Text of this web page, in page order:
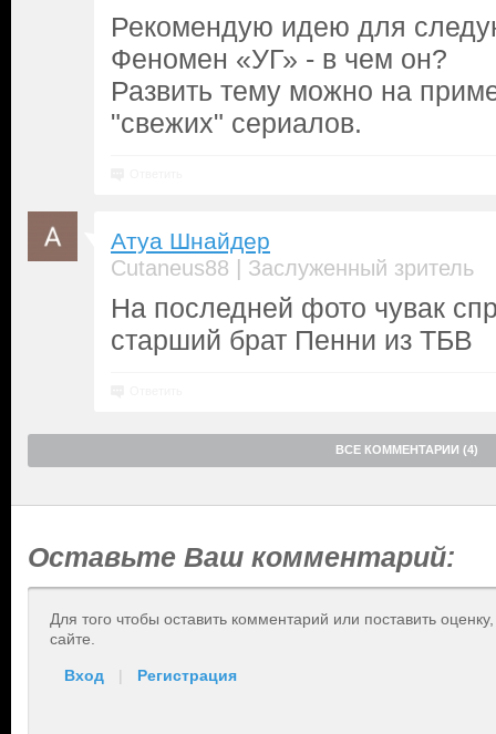
Рекомендую идею для
Феномен «УГ» - в чем он?
Развить тему можно на
"свежих" сериалов.
Атуа Шнайдер
Cutaneus88 | Заслуженный зритель
На последней фото чувак
старший брат Пенни из ТБВ
ВСЕ КОММЕНТАРИИ (4)
Оставьте Ваш комментарий:
Для того чтобы оставить комментарий или поставить
сайте.
Вход | Регистрация